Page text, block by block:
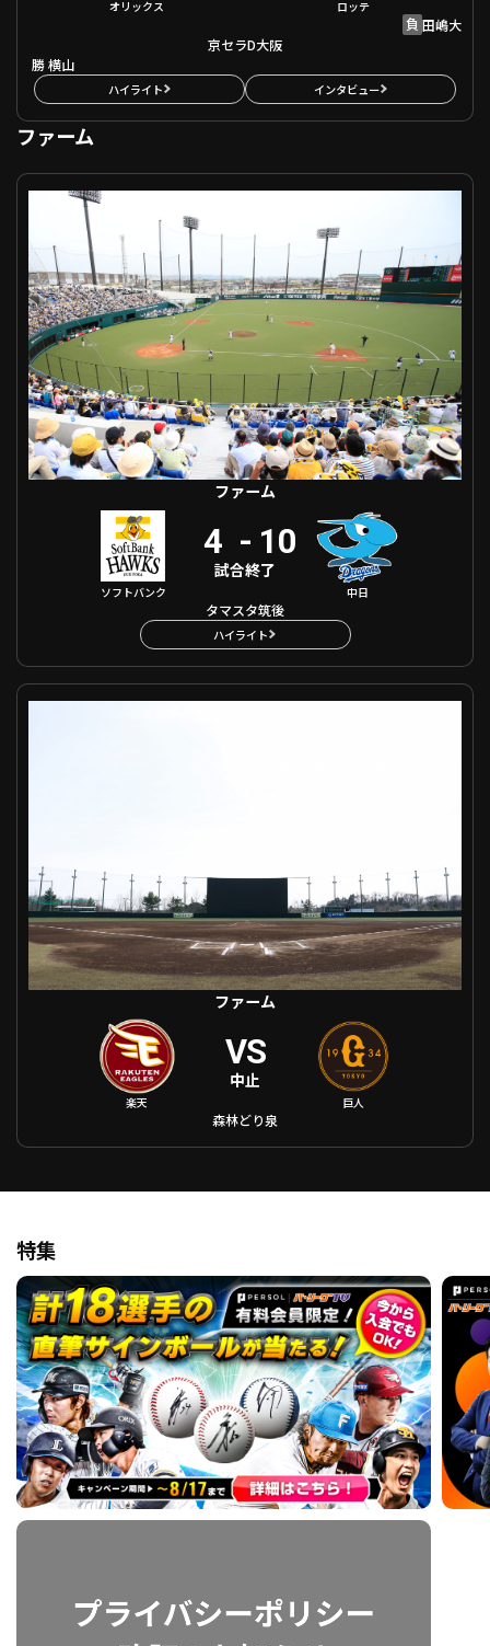
オリックス ロッテ
負 田嶋大
京セラD大阪
勝横山
ハイライト インタビュー
ファーム
ファーム 福岡ソフトバンク VS 中日
ファーム
ソフトバンク
4 - 10
試合終了
中日
タマスタ筑後
ハイライト
ファーム 東北楽天 VS 巨人
ファーム
楽天
VS
中止
巨人
森林どり泉
特集